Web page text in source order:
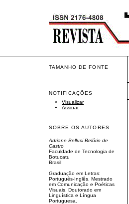
TAMANHO DE FONTE
NOTIFICAÇÕES
Visualizar
Assinar
SOBRE OS AUTORES
Adriane Belluci Belório de
Castro
Faculdade de Tecnologia de
Botucatu
Brasil
Graduação em Letras:
Português-Inglês. Mestrado
em Comunicação e Poéticas
Visuais. Doutorado em
Linguística e Língua
Portuguesa.